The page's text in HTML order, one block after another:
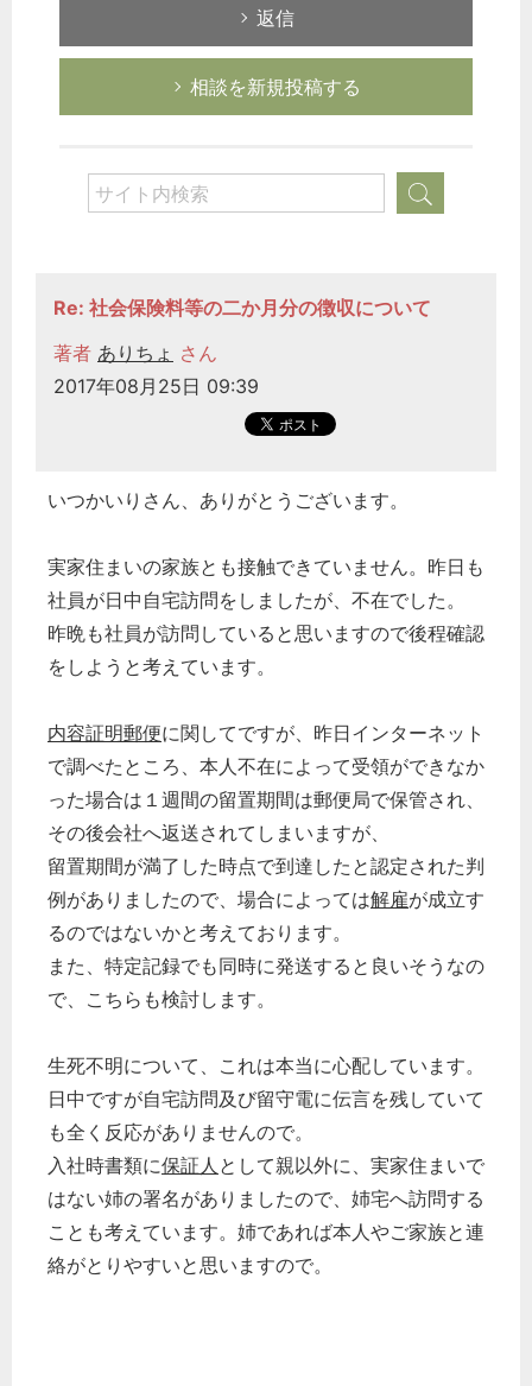
返信
相談を新規投稿する
Re: 社会保険料等の二か月分の徴収について
著者 ありちょ さん
2017年08月25日 09:39
いつかいりさん、ありがとうございます。
実家住まいの家族とも接触できていません。昨日も
社員が日中自宅訪問をしましたが、不在でした。
昨晩も社員が訪問していると思いますので後程確認
をしようと考えています。
内容証明郵便に関してですが、昨日インターネット
で調べたところ、本人不在によって受領ができなか
った場合は１週間の留置期間は郵便局で保管され、
その後会社へ返送されてしまいますが、
留置期間が満了した時点で到達したと認定された判
例がありましたので、場合によっては解雇が成立す
るのではないかと考えております。
また、特定記録でも同時に発送すると良いそうなの
で、こちらも検討します。
生死不明について、これは本当に心配しています。
日中ですが自宅訪問及び留守電に伝言を残していて
も全く反応がありませんので。
入社時書類に保証人 として親以外に、実家住まいで
はない姉の署名がありましたので、姉宅へ訪問する
ことも考えています。姉であれば本人やご家族と連
絡がとりやすいと思いますので。